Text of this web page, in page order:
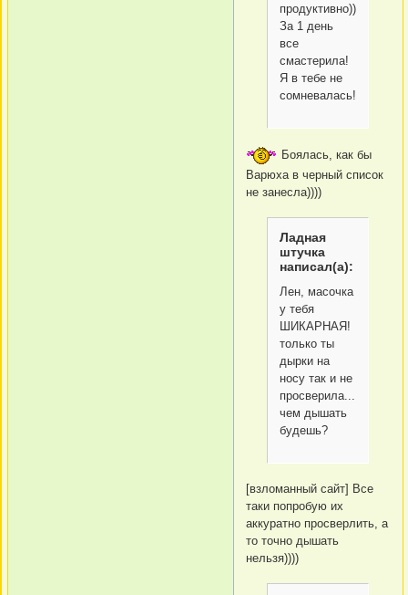
продуктивно)))).
За 1 день
все
смастерила!
Я в тебе не
сомневалась!!
Боялась, как бы
Варюха в черный список
не занесла))))
Ладная
штучка
написал(а):
Лен, масочка
у тебя
ШИКАРНАЯ!
только ты
дырки на
носу так и не
просверила...
чем дышать
будешь?
[взломанный сайт] Все
таки попробую их
аккуратно просверлить, а
то точно дышать
нельзя))))